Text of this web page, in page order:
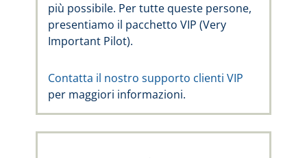
più possibile. Per tutte queste persone,
presentiamo il pacchetto VIP (Very
Important Pilot).
Contatta il nostro supporto clienti VIP
per maggiori informazioni.